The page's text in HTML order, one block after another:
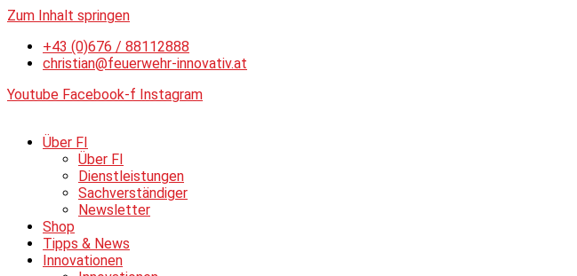
Zum Inhalt springen
+43 (0)676 / 88112888
christian@feuerwehr-innovativ.at
Youtube Facebook-f Instagram
Über FI
Über FI
Dienstleistungen
Sachverständiger
Newsletter
Shop
Tipps & News
Innovationen